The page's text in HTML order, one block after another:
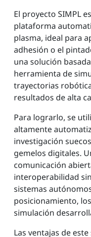
El proyecto SIMPL
plataforma
plasma, ideal para
adhesión o el
una solución
herramienta de
trayectorias
resultados de alta
Para lograrlo, se
altamente
investigación
gemelos digitales.
comunicación
interoperabilidad
sistemas
posicionamiento,
simulación
Las ventajas de